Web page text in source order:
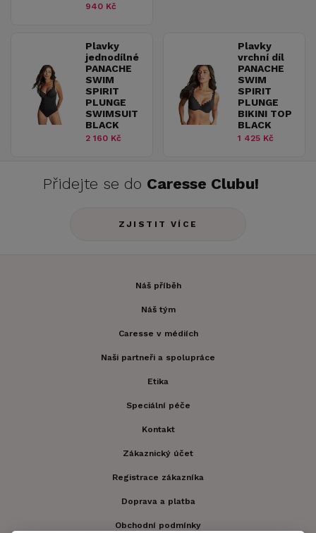
940 Kč
Plavky
jednodílné
PANACHE
SWIM
SPIRIT
PLUNGE
SWIMSUIT
BLACK
2 160 Kč
Plavky
vrchní díl
PANACHE
SWIM
SPIRIT
PLUNGE
BIKINI TOP
BLACK
1 425 Kč
Přidejte se do Caresse Clubu!
ZJISTIT VÍCE
Náš příběh
Náš tým
Caresse v médiích
Naši partneři a spolupráce
Etika
Speciální péče
Kontakt
Zákaznický účet
Registrace zákazníka
Doprava a platba
Obchodní podmínky